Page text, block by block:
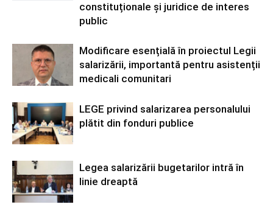
constituționale și juridice de interes
public
Modificare esențială în proiectul Legii
salarizării, importantă pentru asistenții
medicali comunitari
LEGE privind salarizarea personalului
plătit din fonduri publice
Legea salarizării bugetarilor intră în
linie dreaptă